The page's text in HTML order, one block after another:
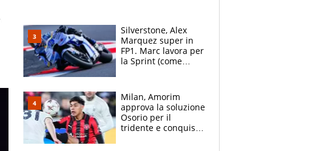
Silverstone, Alex
Marquez super in
FP1. Marc lavora per
la Sprint (come
Milan, Amorim
approva la soluzione
Osorio per il
tridente e conquista